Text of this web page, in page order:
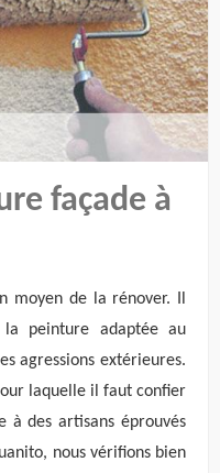
façade à
moyen de la rénover. Il
peinture adaptée au
agressions extérieures.
laquelle il faut confier
à des artisans éprouvés
nous vérifions bien